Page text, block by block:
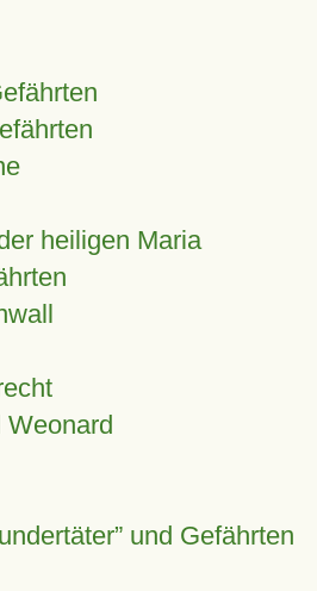
heiligen Maria
Weonard
und Gefährten